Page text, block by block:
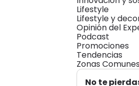
Lifestyle
Lifestyle y
Opinión del
Podcast
Promociones
Tendencias
Zonas Comunes
No te